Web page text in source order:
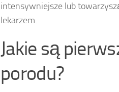
intensywniejsze lub
lekarzem.
Jakie są
porodu?